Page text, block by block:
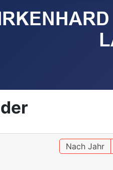
Nach Jahr